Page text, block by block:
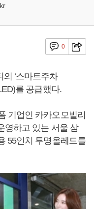
0
‘스마트주차
를 공급했다.
기업인 카카오모빌리
영하고 있는 서울 삼
55인치 투명올레드를